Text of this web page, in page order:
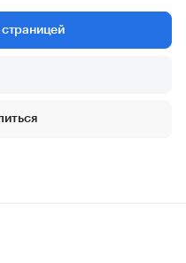
страницей